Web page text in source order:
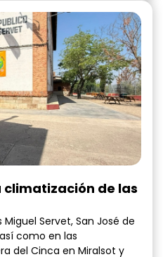
de las
Servet, San José de
como en las
del Cinca en Miralsot y